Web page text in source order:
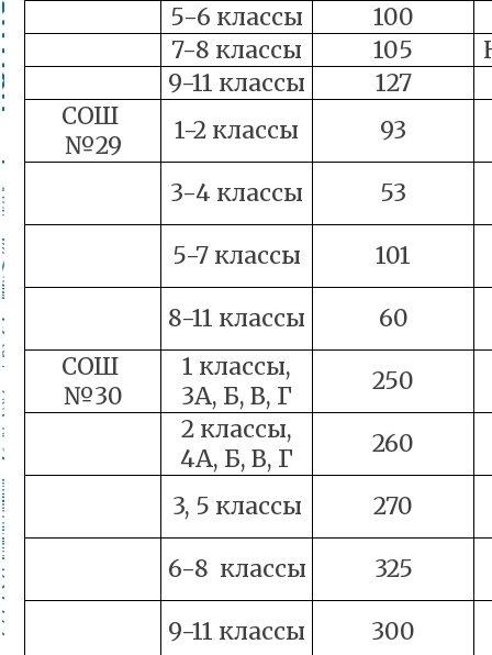
5-6 классы
100
7-8 классы
105
9-11 классы
127
СОШ
№29
1-2 классы 93
3-4 классы 53
5-7 классы 101
8-11 классы
60
СОШ
№30
1 классы,
3А, Б, В, Г
250
2 классы,
4А, Б, В, Г
260
3, 5 классы 270
6-8 классы 325
9-11 классы 300